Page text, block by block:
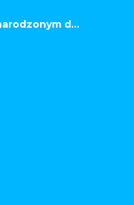
d...